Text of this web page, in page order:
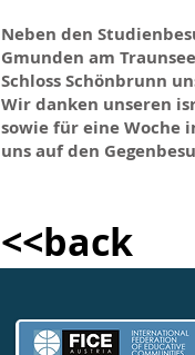
Neben den
Gmunden am
Schloss Schönbrunn
Wir danken unseren
sowie für eine Woche
uns auf den
<<back